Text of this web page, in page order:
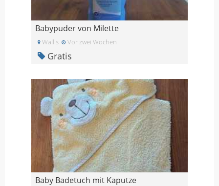
Babypuder von Milette
Wallis Vor zwei Wochen
Gratis
Baby Badetuch mit Kaputze